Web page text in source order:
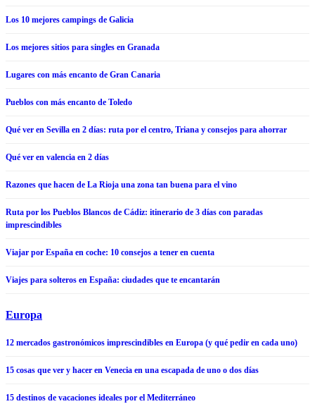
Los 10 mejores campings de Galicia
Los mejores sitios para singles en Granada
Lugares con más encanto de Gran Canaria
Pueblos con más encanto de Toledo
Qué ver en Sevilla en 2 días: ruta por el centro, Triana y consejos para ahorrar
Qué ver en valencia en 2 días
Razones que hacen de La Rioja una zona tan buena para el vino
Ruta por los Pueblos Blancos de Cádiz: itinerario de 3 días con paradas
imprescindibles
Viajar por España en coche: 10 consejos a tener en cuenta
Viajes para solteros en España: ciudades que te encantarán
Europa
12 mercados gastronómicos imprescindibles en Europa (y qué pedir en cada uno)
15 cosas que ver y hacer en Venecia en una escapada de uno o dos días
15 destinos de vacaciones ideales por el Mediterráneo